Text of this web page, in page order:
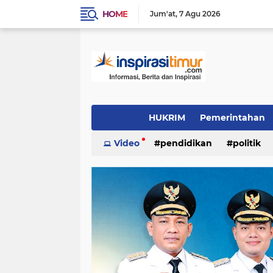
HOME Jum'at 7 Agu 2026
Indeks
HUKRIM
(1501)
Pemerintahan
(1324)
PENDIDIKAN POLITIK
(337) (244)
Daerah
(96)
OTOMOTIF
(89)
LIFE STYLE
Video pendidikan politik
video/foto